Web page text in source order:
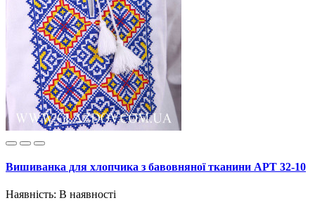
Вишиванка для хлопчика з бавовняної тканини АРТ 32-10
Наявність: В наявності